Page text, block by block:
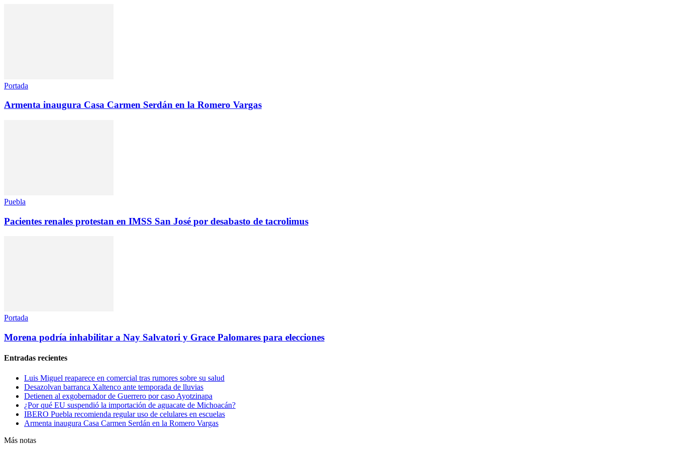
Portada
Armenta inaugura Casa Carmen Serdán en la Romero Vargas
Puebla
Pacientes renales protestan en IMSS San José por desabasto de tacrolimus
Portada
Morena podría inhabilitar a Nay Salvatori y Grace Palomares para elecciones
Entradas recientes
Luis Miguel reaparece en comercial tras rumores sobre su salud
Desazolvan barranca Xaltenco ante temporada de lluvias
Detienen al exgobernador de Guerrero por caso Ayotzinapa
¿Por qué EU suspendió la importación de aguacate de Michoacán?
IBERO Puebla recomienda regular uso de celulares en escuelas
Armenta inaugura Casa Carmen Serdán en la Romero Vargas
Más notas